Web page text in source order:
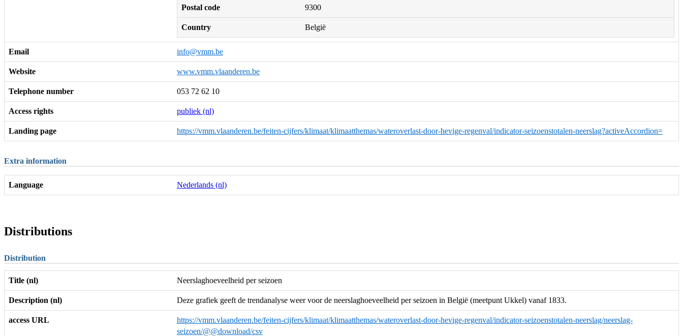
Postal code 9300
Country België
Email info@vmm.be
Website www.vmm.vlaanderen.be
Telephone number 053 72 62 10
Access rights publiek (nl)
Landing page https://vmm.vlaanderen.be/feiten-cijfers/klimaat/klimaatthemas/wateroverlast-door-hevige-regenval/indicator-seizoenstotalen-neerslag?activeAccordion=
Extra information
Language Nederlands (nl)
Distributions
Distribution
Title (nl) Neerslaghoeveelheid per seizoen
Description (nl) Deze grafiek geeft de trendanalyse weer voor de neerslaghoeveelheid per seizoen in België (meetpunt Ukkel) vanaf 1833.
access URL
https://vmm.vlaanderen.be/feiten-cijfers/klimaat/klimaatthemas/wateroverlast-door-hevige-regenval/indicator-seizoenstotalen-neerslag/neerslag-
seizoen/@@download/csv